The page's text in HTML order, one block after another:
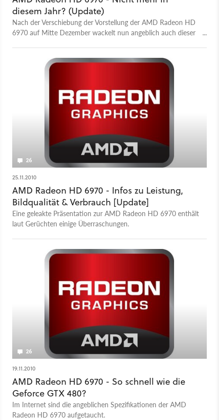
diesem Jahr? (Update)
Nach der Verschiebung der Vorstellung der AMD Radeon HD
6970 auf Mitte Dezember wackelt nun angeblich auch dieser
26
25.11.2010
AMD Radeon HD 6970 - Infos zu Leistung,
Bildqualität & Verbrauch [Update]
Eine geleakte Präsentation zur AMD Radeon HD 6970 enthält
laut Gerüchten einige Überraschungen.
26
19.11.2010
AMD Radeon HD 6970 - So schnell wie die
Geforce GTX 480?
Im Internet sind die angeblichen Spezifikationen der AMD
Radeon HD 6970 aufgetaucht.